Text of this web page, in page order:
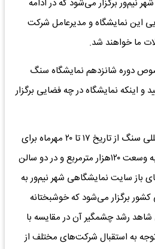
نیم‌ور برگزار می‌شود که در ادامه
این نمایشگاه و مدیرعامل شرکت
ما خواهند شد.
دوره شانزدهم نمایشگاه سنگ
و اینکه نمایشگاه در چه فضایی برگزار
این دوره از نمایشگاه بین‌المللی سنگ از تاریخ ۱۷ تا ۲۰ مهرماه برای
شانزدهمین سال در فضایی به وسعت ۱۲۰‌هزار مترمربع و در دو سالن
سایت نمایشگاهی شهر نیم‌ور به
برگزار می‌شود که خوشبختانه
رشد چشمگیر آن در مقایسه با
به استقبال شرکت‌های مختلف از